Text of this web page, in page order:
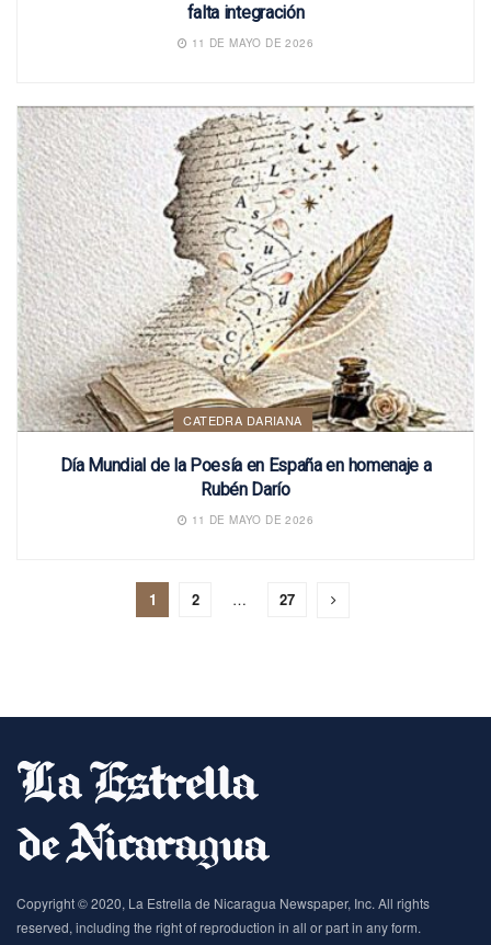
falta integración
11 DE MAYO DE 2026
CATEDRA DARIANA
Día Mundial de la Poesía en España en homenaje a
Rubén Darío
11 DE MAYO DE 2026
1 2 … 27
Copyright © 2020, La Estrella de Nicaragua Newspaper, Inc. All rights
reserved, including the right of reproduction in all or part in any form.